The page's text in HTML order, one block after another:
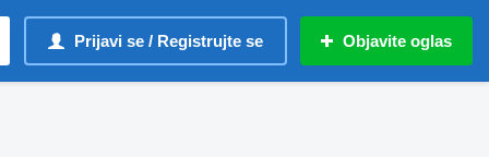
Prijavi se / Registrujte se Objavite oglas